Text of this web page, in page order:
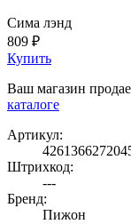
Сима лэнд
809 ₽
Купить
Ваш магазин
каталоге
Артикул:
Штрихкод:
---
Бренд:
Пижон